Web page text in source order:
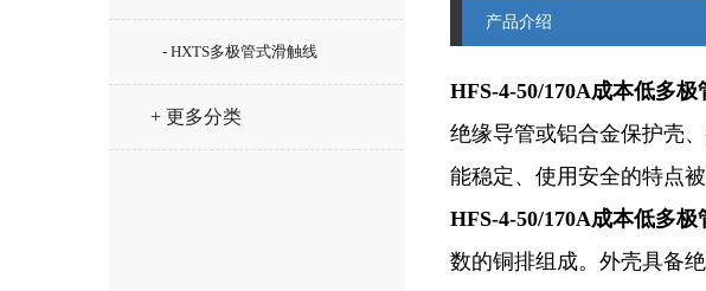
- HXTS多极管式滑触线
+ 更多分类
产品介绍
HFS-4-50/170A成本低多
绝缘导管或铝合金保护壳
能稳定、使用安全的特点
HFS-4-50/170A成本低多
数的铜排组成。外壳具备